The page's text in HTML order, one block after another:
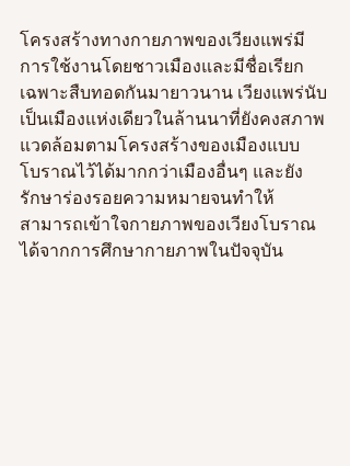
โครงสร้างทางกายภาพของเวียงแพร่มี
การใช้งานโดยชาวเมืองและมีชื่อเรียก
เฉพาะสืบทอดกันมายาวนาน เวียงแพร่นับ
เป็นเมืองแห่งเดียวในล้านนาที่ยังคงสภาพ
แวดล้อมตามโครงสร้างของเมืองแบบ
โบราณไว้ได้มากกว่าเมืองอื่นๆ และยัง
รักษาร่องรอยความหมายจนทำให้
สามารถเข้าใจกายภาพของเวียงโบราณ
ได้จากการศึกษากายภาพในปัจจุบัน